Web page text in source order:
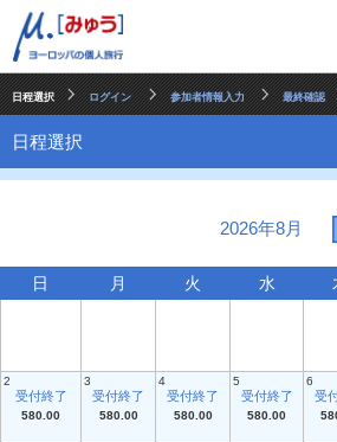
日程選択 ログイン 参加者情報入力 最終確認
日程選択
2026年8月
日 月 火 水
2
受付終了
580.00
3
受付終了
580.00
4
受付終了
580.00
5
受付終了
580.00
6
受